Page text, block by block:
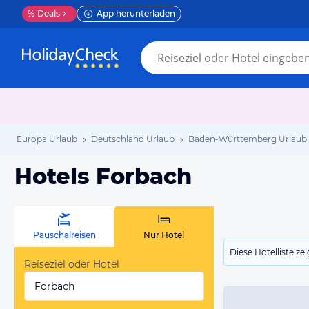
% Deals App herunterladen
Europa Urlaub Deutschland Urlaub Baden-Württemberg Urlaub
Hotels Forbach
Diese Hotelliste
Pauschalreisen Nur Hotel
Reiseziel oder Hotel
Forbach